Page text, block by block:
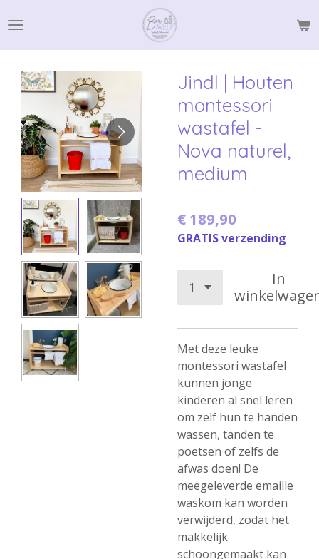
direct
naar
hoofdinhoud
Jindl | Houten
montessori
wastafel -
Nova naturel,
medium
€ 189,90
GRATIS verzending
In
Met deze leuke
montessori wastafel
kunnen jonge
kinderen al snel leren
om zelf hun te handen
wassen, tanden te
poetsen of zelfs de
afwas doen! De
meegeleverde emaille
waskom kan worden
verwijderd, zodat het
makkelijk
schoongemaakt kan